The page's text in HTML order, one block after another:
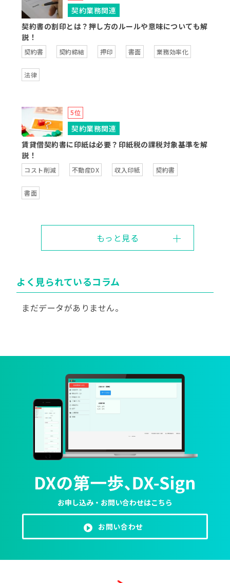
契約業務関連
契約書の割印とは？押し方のルールや意味についても解
説！
契約書 契約締結 押印 書面 業務効率化
法律
契約業務関連
賃貸借契約書に印紙は必要？印紙税の課税対象基準を解
説！
コスト削減 不動産DX 収入印紙 契約書
書面
もっと見る
よく見られているコラム
まだデータがありません。
お申し込み・お問い合わせはこちら
お問い合わせ